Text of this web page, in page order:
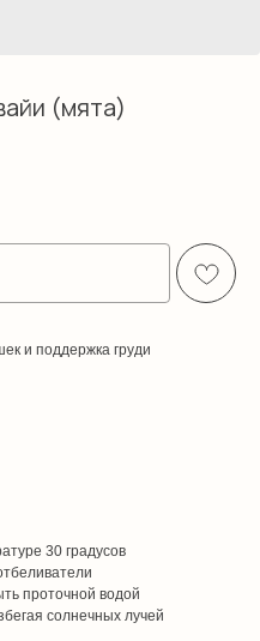
(мята)
и поддержка груди
30 градусов
проточной водой
солнечных лучей